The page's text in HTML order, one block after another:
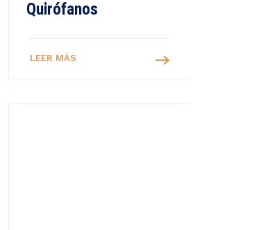
Quirófanos
LEER MÁS